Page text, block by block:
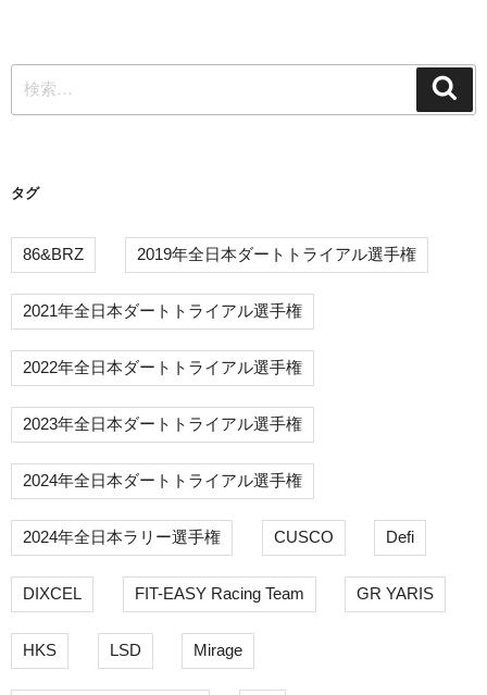
シ
ョ
索:
タグ
86&BRZ 2019年全日本ダートトライアル選手権
2021年全日本ダートトライアル選手権
2022年全日本ダートトライアル選手権
2023年全日本ダートトライアル選手権
2024年全日本ダートトライアル選手権
2024年全日本ラリー選手権 CUSCO Defi
DIXCEL FIT-EASY Racing Team GR YARIS
HKS LSD Mirage